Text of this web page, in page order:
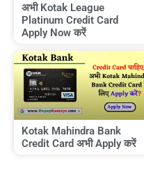
अभी Kotak League
Platinum Credit Card
Apply Now करें
Kotak Mahindra Bank
Credit Card अभी Apply करें